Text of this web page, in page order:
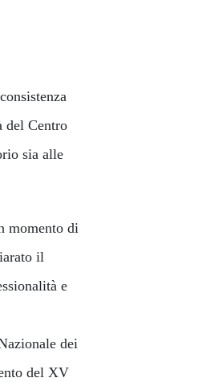
del Centro
sia alle
momento di
il
e
dei
del XV